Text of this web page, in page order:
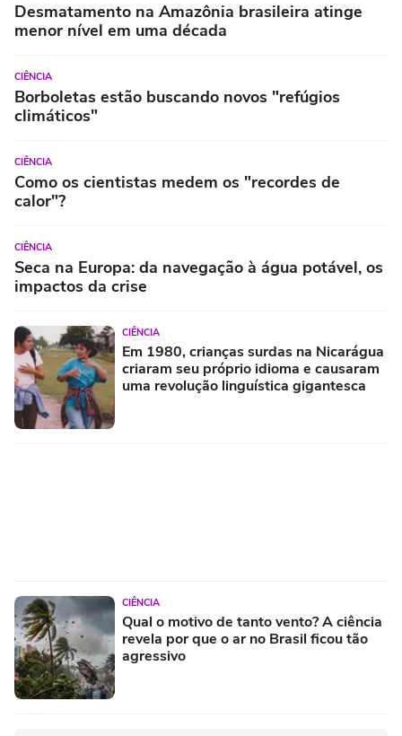
Desmatamento na Amazônia brasileira atinge
menor nível em uma década
CIÊNCIA
Borboletas estão buscando novos "refúgios
climáticos"
CIÊNCIA
Como os cientistas medem os "recordes de
calor"?
CIÊNCIA
Seca na Europa: da navegação à água potável, os
impactos da crise
CIÊNCIA
Em 1980, crianças surdas na Nicarágua
criaram seu próprio idioma e causaram
uma revolução linguística gigantesca
CIÊNCIA
Qual o motivo de tanto vento? A ciência
revela por que o ar no Brasil ficou tão
agressivo